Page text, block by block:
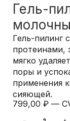
Гель-
Гель-пилинг
протеинами,
мягко
поры и
применения
сияющей.
799,00₽ —